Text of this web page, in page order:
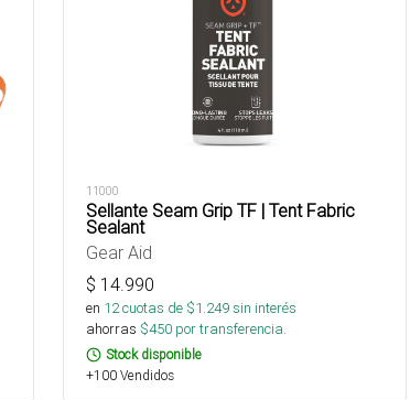
11000
Sellante Seam Grip TF | Tent Fabric
Sealant
Gear Aid
$ 14.990
en 12cuotas de $1.249sin interés
ahorras $450 por transferencia.
Stock disponible
+100 Vendidos